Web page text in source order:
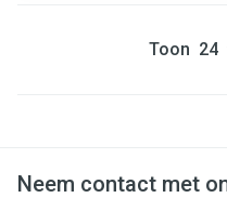
Toon
Neem contact met